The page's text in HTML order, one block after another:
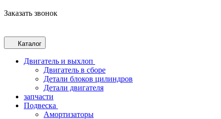
Заказать звонок
Каталог
Двигатель и выхлоп
Двигатель в сборе
Детали блоков цилиндров
Детали двигателя
запчасти
Подвеска
Амортизаторы